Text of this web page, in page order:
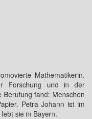
Mathematikerin.
Forschung und in der
fand: Menschen
Petra Johann ist im
sie in Bayern.